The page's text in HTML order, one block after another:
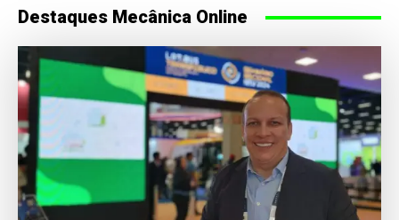
Destaques Mecânica Online